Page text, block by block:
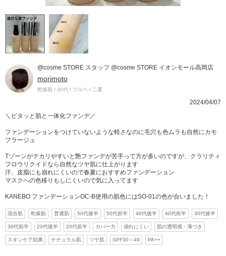
@cosme STORE スタッフ @cosme STORE イオンモール高岡店
morimoto
乾燥肌 / 30代 / ブルベ / 二重
2024/04/07
＼ピタッと肌と一体化ファンデ／
ファンデーションをつけていないような軽さなのに毛穴も色ムラも自然にカモ
フラージュ
Tゾーンがテカリやすいと艶ファンデが苦手って方が多いのですが、クラリティ
フロウリクイドなら自然なツヤ肌に仕上がります
汗、皮脂にも崩れにくいので春夏におすすめファンデーション
マスクへの色移りもしにくいので気に入ってます
KANEBO ファンデーションOC-B使用の肌色にはSO-01の色が合いました！
混合肌 乾燥肌 普通肌 50代後半 50代前半 40代後半 40代前半 30代後半
30代前半 20代後半 20代前半 カバー力 崩れにくい 肌の透明感・薄づき
スキンケア効果 ナチュラル肌 ツヤ肌 SPF30～49 PA++